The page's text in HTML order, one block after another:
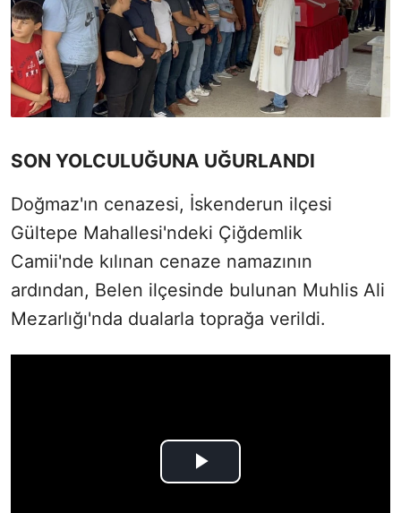
SON YOLCULUĞUNA UĞURLANDI
Doğmaz'ın cenazesi, İskenderun ilçesi
Gültepe Mahallesi'ndeki Çiğdemlik
Camii'nde kılınan cenaze namazının
ardından, Belen ilçesinde bulunan Muhlis Ali
Mezarlığı'nda dualarla toprağa verildi.